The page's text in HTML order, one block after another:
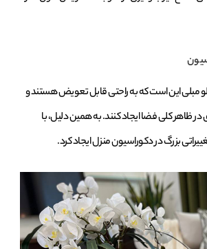
مبلی این است که به‌ راحتی قابل تعویض هستند و
در ظاهر کلی فضا ایجاد کنند. به همین دلیل، با
بزرگ در دکوراسیون منزل ایجاد کرد.